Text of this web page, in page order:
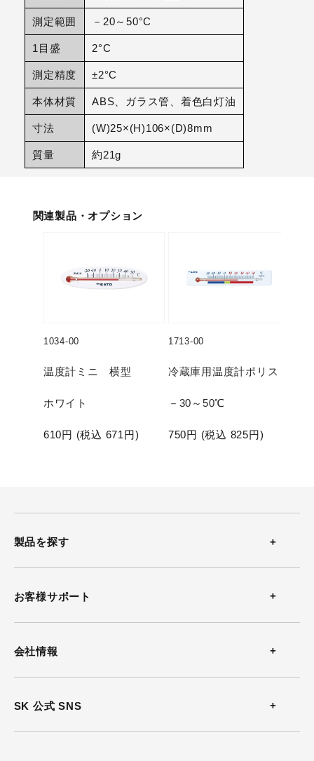
測定範囲 －20～50°C
1目盛 2°C
測定精度 ±2°C
本体材質 ABS、ガラス管、着色白灯油
寸法 (W)25×(H)106×(D)8mm
質量 約21g
関連製品・オプション
1034-00
温度計ミニ 横型
ホワイト
610円 (税込 671円)
1713-00
冷蔵庫用温度計ポリス
－30～50℃
750円 (税込 825円)
SK 公式 SNS
会社情報
お客様サポート
製品を探す
熱中症計